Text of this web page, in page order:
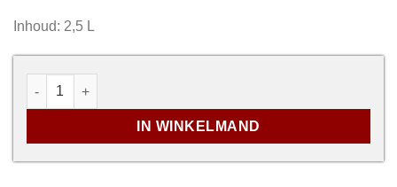
Inhoud: 2,5 L
Bangkiraï & Cedar Cleaner aantal
IN WINKELMAND